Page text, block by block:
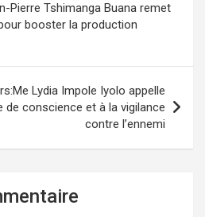
Pierre Tshimanga Buana remet
booster la production
Lydia Impole Iyolo appelle
conscience et à la vigilance
contre l’ennemi